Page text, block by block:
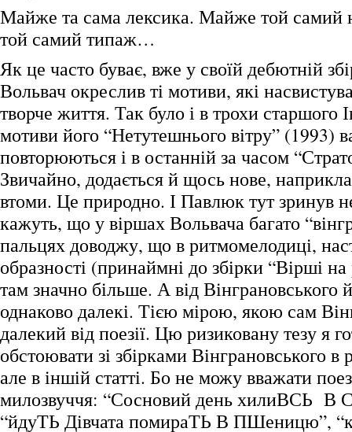
Майже та сама лексика. Майже той самий
той самий типаж…
Як це часто буває, вже у своїй дебютній
Вольвач окреслив ті мотиви, які
творче життя. Так було і в трохи старшого
мотиви його “Нетутешнього вітру” (1993)
повторюються і в останній за часом
Звичайно, додається й щось нове,
втоми. Це природно. І Павлюк тут зринув
кажуть, що у віршах Вольвача багато
пальцях доводжу, що в ритмомелодиці,
образності (принаймні до збірки “Вірші
там значно більше. А від Вінграновського
однаково далекі. Тією мірою, якою сам
далекий від поезії. Цю ризиковану тезу я
обстоювати зі збірками Вінграновського
але в іншій статті. Бо не можу вважати
милозвуччя: “Сосновий день хилиВСЬ В
“йдуТЬ Дівчата помираТЬ В ПШеницю”,